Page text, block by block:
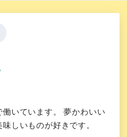
いています。 夢かわいい
しいものが好きです。